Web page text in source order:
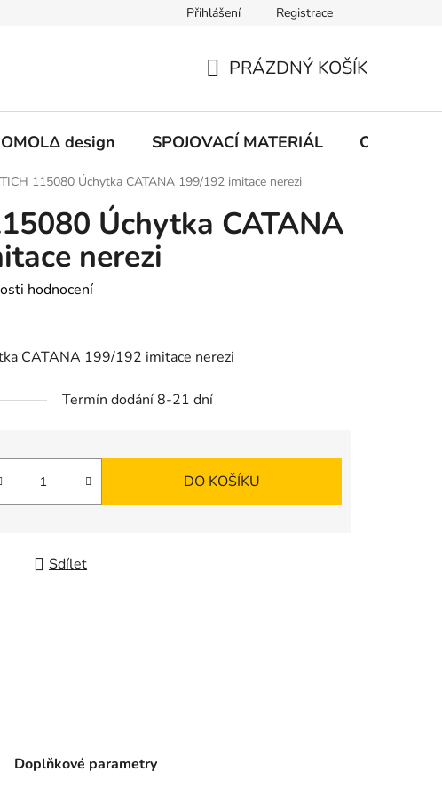
Přihlášení Registrace
KOŠÍK
PRÁZDNÝ KOŠÍK
design SPOJOVACÍ MATERIÁL CHEMIE
115080 Úchytka CATANA 199/192 imitace nerezi
Úchytka CATANA
nerezi
hodnocení
CATANA 199/192 imitace nerezi
Termín dodání 8-21 dní
DO KOŠÍKU
Sdílet
Doplňkové parametry